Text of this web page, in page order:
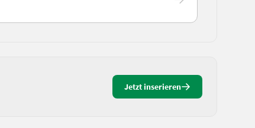
Jetzt inserieren